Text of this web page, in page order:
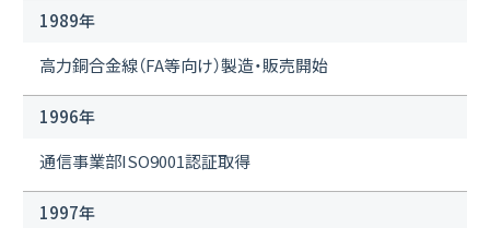
1989年
高力銅合金線（FA等向け）製造・販売開始
1996年
通信事業部ISO9001認証取得
1997年